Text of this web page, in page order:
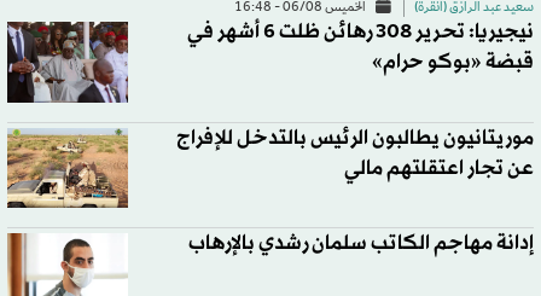
سعيد عبد الرازق (أنقرة) الخميس 06/08 - 16:48
نيجيريا: تحرير 308 رهائن ظلت 6 أشهر في
قبضة «بوكو حرام»
موريتانيون يطالبون الرئيس بالتدخل للإفراج
عن تجار اعتقلتهم مالي
إدانة مهاجم الكاتب سلمان رشدي بالإرهاب